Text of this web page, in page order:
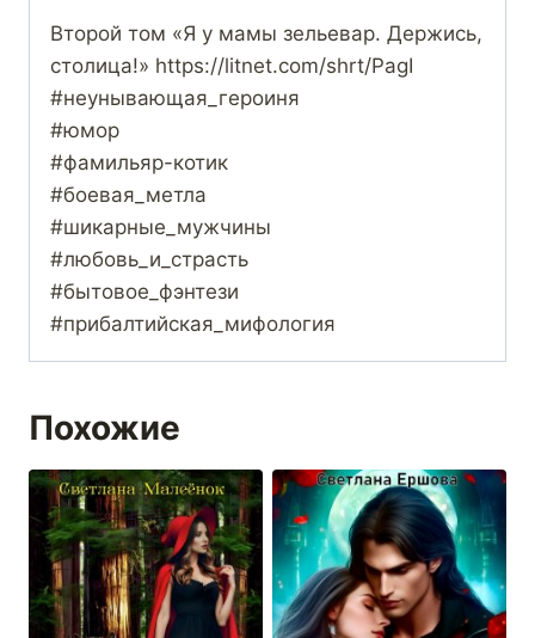
Второй том «Я у мамы зельевар. Держись,
столица!» https://litnet.com/shrt/PagI
#неунывающая_героиня
#юмор
#фамильяр-котик
#боевая_метла
#шикарные_мужчины
#любовь_и_страсть
#бытовое_фэнтези
#прибалтийская_мифология
Похожие